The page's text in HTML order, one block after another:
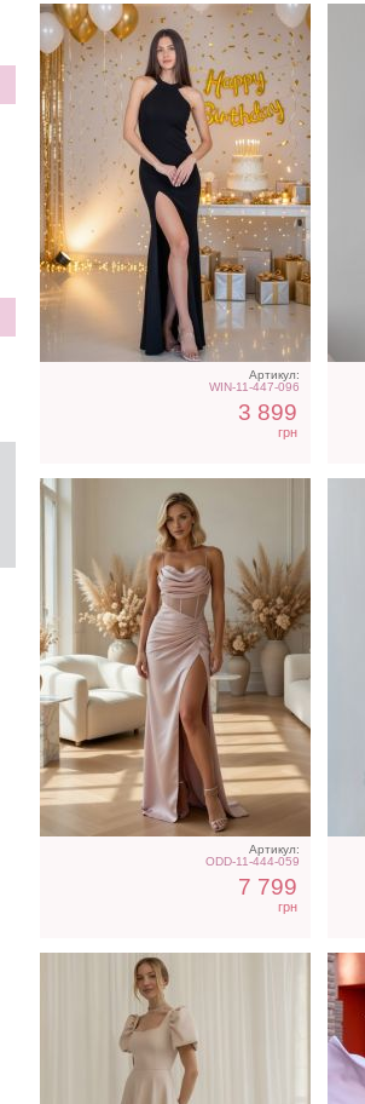
Артикул:
WIN-11-447-096
3 899
грн
Пудровое облегающее
корсетное платье в пол cо
вставками
Артикул:
ODD-11-444-059
7 799
грн
Светлое бежевое платье
на короткий рукав